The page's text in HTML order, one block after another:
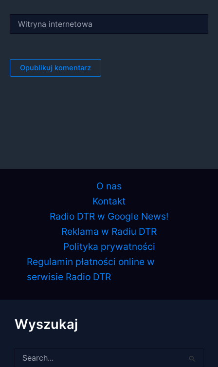
internetowa
O nas
Kontakt
Radio DTR w Google News!
Reklama w Radiu DTR
Polityka prywatności
Regulamin płatności online w
serwisie Radio DTR
Wyszukaj
dla: